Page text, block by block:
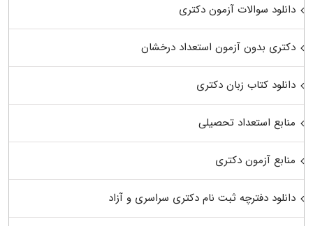
دانلود سوالات آزمون دکتری
دکتری بدون آزمون استعداد درخشان
دانلود کتاب زبان دکتری
منابع استعداد تحصیلی
منابع آزمون دکتری
دانلود دفترچه ثبت نام دکتری سراسری و آزاد